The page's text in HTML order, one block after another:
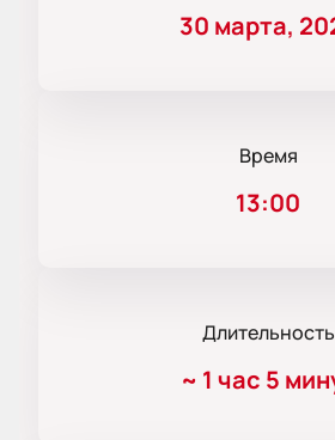
30 марта,
Время
13:00
Длительность
~ 1 час 5